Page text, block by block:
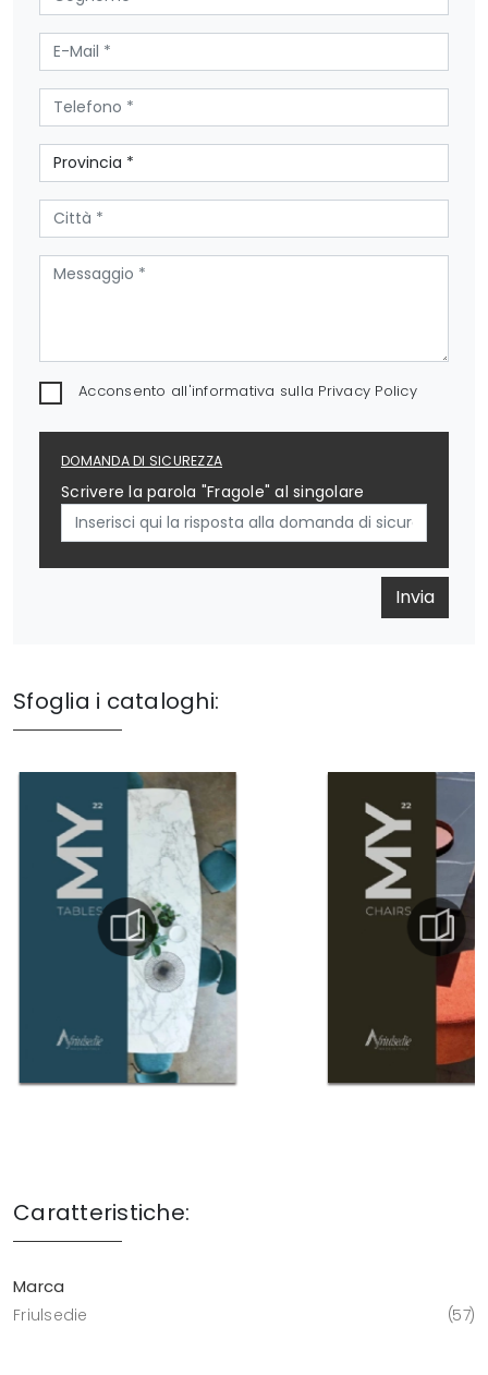
Acconsento all'informativa sulla Privacy Policy
DOMANDA DI SICUREZZA
Scrivere la parola "Fragole" al singolare
Invia
Sfoglia i cataloghi:
Caratteristiche:
Marca
Friulsedie 57